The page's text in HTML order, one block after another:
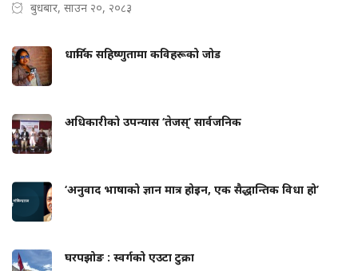
बुधबार, साउन २०, २०८३
धार्मिक सहिष्णुतामा कविहरूको जोड
अधिकारीको उपन्यास ‘तेजस्’ सार्वजनिक
‘अनुवाद भाषाको ज्ञान मात्र होइन, एक सैद्धान्तिक विधा हो’
घरपझोङ : स्वर्गको एउटा टुक्रा